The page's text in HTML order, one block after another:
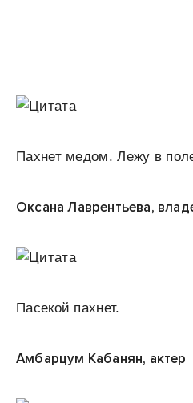
Пахнет медом. Лежу в
Оксана Лаврентьева,
Пасекой пахнет.
Амбарцум Кабанян, актер